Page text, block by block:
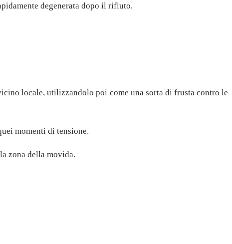
degenerata dopo il rifiuto.
locale, utilizzandolo poi come una sorta di frusta contro le
momenti di tensione.
zona della movida.